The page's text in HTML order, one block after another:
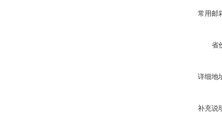
常用邮
省
详细地
补充说